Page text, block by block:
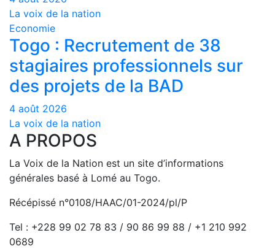
La voix de la nation
Economie
Togo : Recrutement de 38
stagiaires professionnels sur
des projets de la BAD
4 août 2026
La voix de la nation
A PROPOS
La Voix de la Nation est un site d’informations
générales basé à Lomé au Togo.
Récépissé n°0108/HAAC/01-2024/pl/P
Tel : +228 99 02 78 83 / 90 86 99 88 / +1 210 992
0689